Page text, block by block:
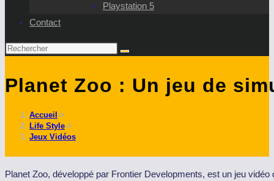
Playstation 5
Contact
Rechercher
ce
Planet Zoo : Un jeu de
Accueil ->
Life Style->
Jeux Vidéos
Planet Zoo, développé par Frontier Developments, est un jeu